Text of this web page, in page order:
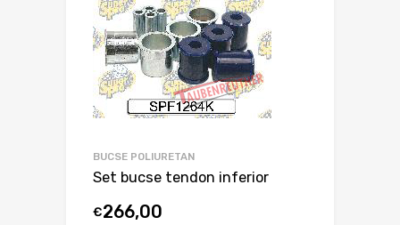
BUCSE POLIURETAN
Set bucse tendon inferior
€266,00